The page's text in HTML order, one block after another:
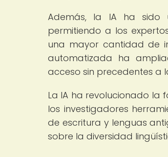
Además, la IA ha sido
permitiendo a los
una mayor cantidad de
automatizada ha
acceso sin precedentes a
La IA ha revolucionado la
los investigadores
de escritura y lenguas
sobre la diversidad